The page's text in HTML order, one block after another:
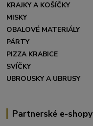
KRAJKY A KOŠÍČKY
MISKY
OBALOVÉ MATERIÁLY
PÁRTY
PIZZA KRABICE
SVÍČKY
UBROUSKY A UBRUSY
Partnerské e-shopy